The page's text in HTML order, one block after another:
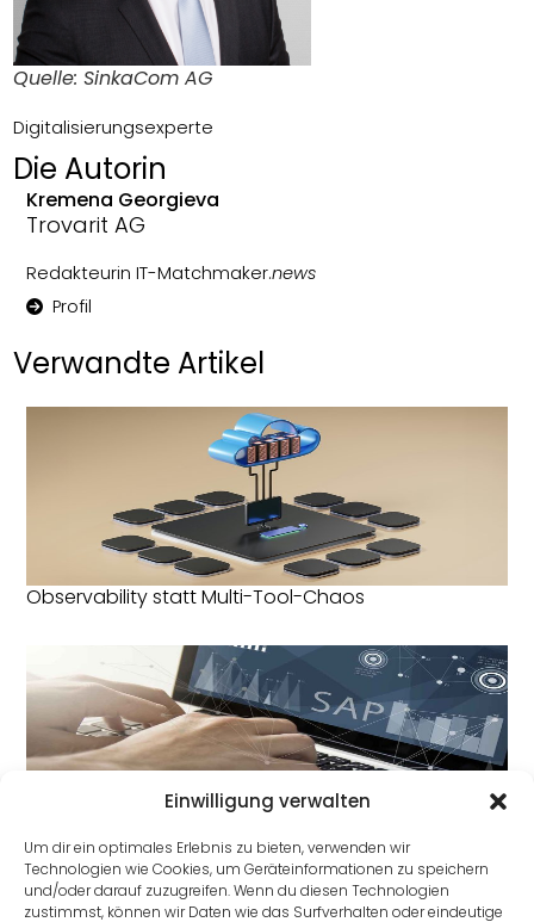
Einwilligung verwalten
Um dir ein optimales Erlebnis zu bieten, verwenden wir
Technologien wie Cookies, um Geräteinformationen zu speichern
und/oder darauf zuzugreifen. Wenn du diesen Technologien
zustimmst, können wir Daten wie das Surfverhalten oder eindeutige
Quelle: SinkaCom AG
Digitalisierungsexperte
Die Autorin
Kremena Georgieva
Trovarit AG
Redakteurin IT-Matchmaker.news
Profil
Verwandte Artikel
Observability statt Multi-Tool-Chaos
DSAG: Deutsche Behörden werden Cloud-ready